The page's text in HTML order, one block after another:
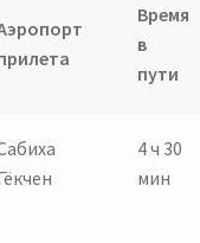
Время
в
пути
4 ч 30
мин